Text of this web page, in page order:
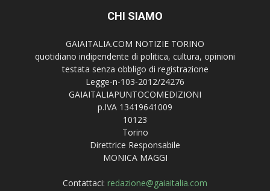
CHI SIAMO
GAIAITALIA.COM NOTIZIE TORINO
quotidiano indipendente di politica, cultura, opinioni
testata senza obbligo di registrazione
Legge-n-103-2012/24276
GAIAITALIAPUNTOCOMEDIZIONI
p.IVA 13419641009
10123
Torino
Direttrice Responsabile
MONICA MAGGI
Contattaci: redazione@gaiaitalia.com